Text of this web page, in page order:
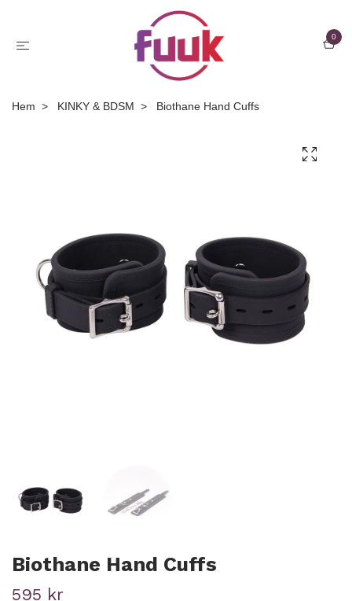
0
Hem KINKY & BDSM Biothane Hand Cuffs
Biothane Hand Cuffs
595 kr